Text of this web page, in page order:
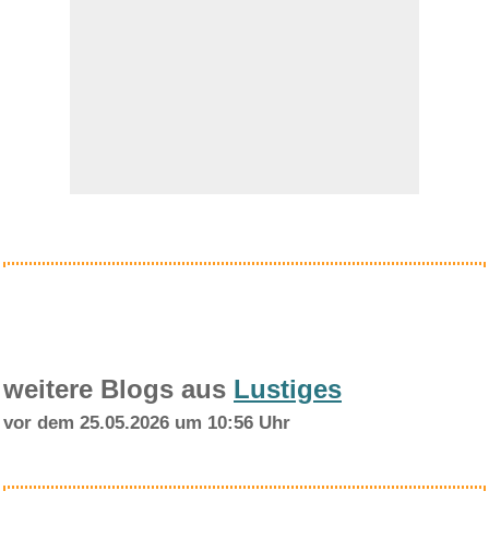
weitere Blogs aus Lustiges
vor dem 25.05.2026 um 10:56 Uhr